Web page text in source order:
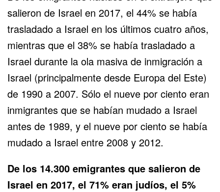
salieron de Israel en 2017, el 44% se había
trasladado a Israel en los últimos cuatro años,
mientras que el 38% se había trasladado a
Israel durante la ola masiva de inmigración a
Israel (principalmente desde Europa del Este)
de 1990 a 2007. Sólo el nueve por ciento eran
inmigrantes que se habían mudado a Israel
antes de 1989, y el nueve por ciento se había
mudado a Israel entre 2008 y 2012.
De los 14.300 emigrantes que salieron de
Israel en 2017, el 71% eran judíos, el 5%